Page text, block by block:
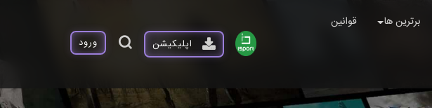
برترین ها قوانین
اپلیکیشن ورود